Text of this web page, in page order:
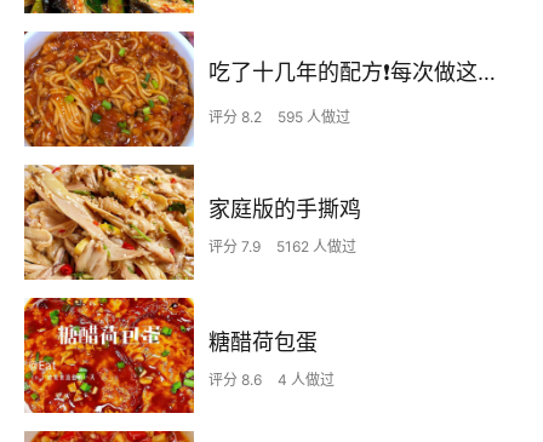
吃了十几年的配方❗️每次做这至少吃2碗
评分 8.2 595 人做过
家庭版的手撕鸡
评分 7.9 5162 人做过
糖醋荷包蛋
评分 8.6 4 人做过